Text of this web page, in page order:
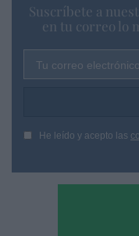
Suscríbete a
en tu correo lo
Tu correo
He leído y acepto las